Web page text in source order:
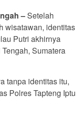
–Setelah
wisatawan, identitas
Putri akhirnya
Sumatera
tanpa identitas itu,
Polres Tapteng Iptu